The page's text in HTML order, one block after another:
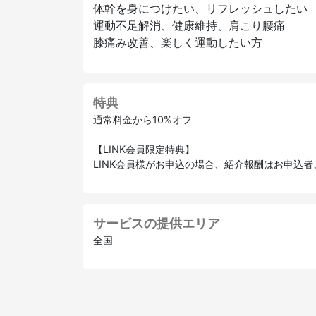
体幹を身につけたい、リフレッシュしたい
運動不足解消、健康維持、肩こり腰痛
膝痛み改善、楽しく運動したい方
特典
通常料金から10%オフ
【LINK会員限定特典】
LINK会員様がお申込の場合、紹介報酬はお申込者
サービスの提供エリア
全国